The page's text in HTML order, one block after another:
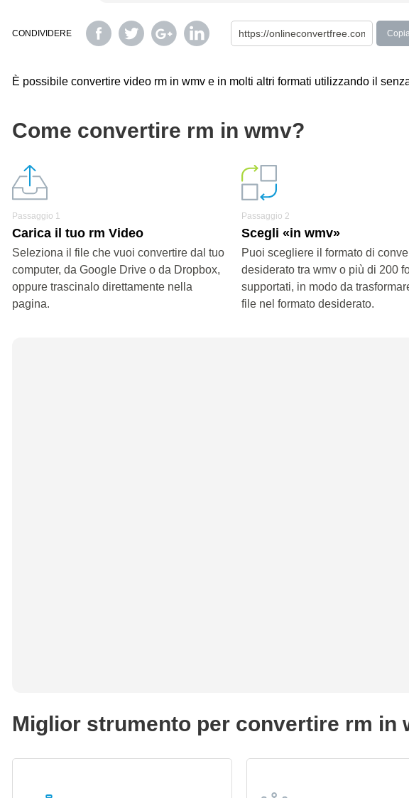
CONDIVIDERE
È possibile convertire video rm in wmv e in molti altri formati utilizzando il
Come convertire rm in wmv?
Passaggio 1
Carica il tuo rm Video
Seleziona il file che vuoi convertire dal tuo
computer, da Google Drive o da Dropbox,
oppure trascinalo direttamente nella
pagina.
Passaggio 2
Scegli «in wmv»
Puoi scegliere il formato di
desiderato tra wmv o più di 200
supportati, in modo da
file nel formato desiderato.
Miglior strumento per convertire rm in